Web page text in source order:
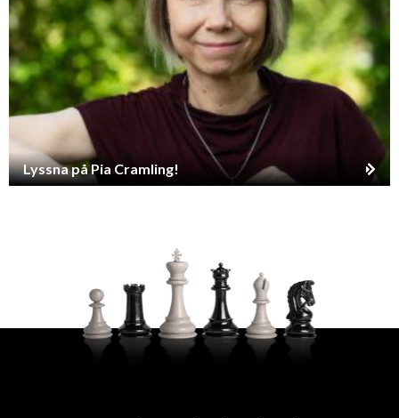
Lyssna på Pia Cramling!